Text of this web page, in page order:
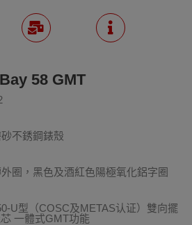
58 GMT
不銹鋼錶殼
圈，黑色及酒紅色陽極氧化鋁字圈
U型（COSC及METAS认证）雙向擺
一體式GMT功能